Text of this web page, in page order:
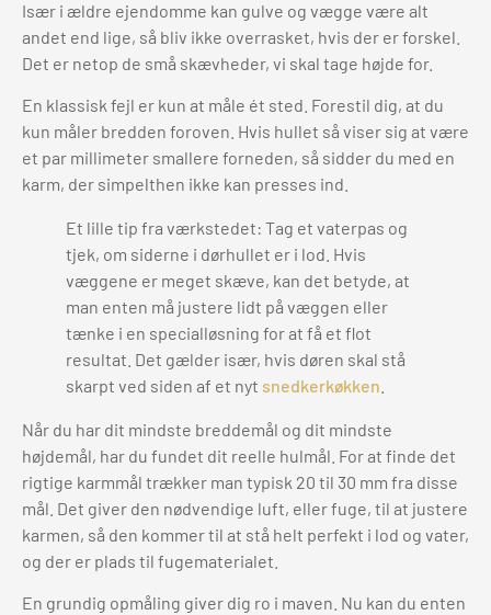
Især i ældre ejendomme kan gulve og vægge være alt
andet end lige, så bliv ikke overrasket, hvis der er forskel.
Det er netop de små skævheder, vi skal tage højde for.
En klassisk fejl er kun at måle ét sted. Forestil dig, at du
kun måler bredden foroven. Hvis hullet så viser sig at være
et par millimeter smallere forneden, så sidder du med en
karm, der simpelthen ikke kan presses ind.
Et lille tip fra værkstedet: Tag et vaterpas og
tjek, om siderne i dørhullet er i lod. Hvis
væggene er meget skæve, kan det betyde, at
man enten må justere lidt på væggen eller
tænke i en specialløsning for at få et flot
resultat. Det gælder især, hvis døren skal stå
skarpt ved siden af et nyt snedkerkøkken
Når du har dit mindste breddemål og dit mindste
højdemål, har du fundet dit reelle hulmål. For at finde det
rigtige karmmål trækker man typisk 20 til 30 mm fra disse
mål. Det giver den nødvendige luft, eller fuge, til at justere
karmen, så den kommer til at stå helt perfekt i lod og vater,
og der er plads til fugematerialet.
En grundig opmåling giver dig ro i maven. Nu kan du enten